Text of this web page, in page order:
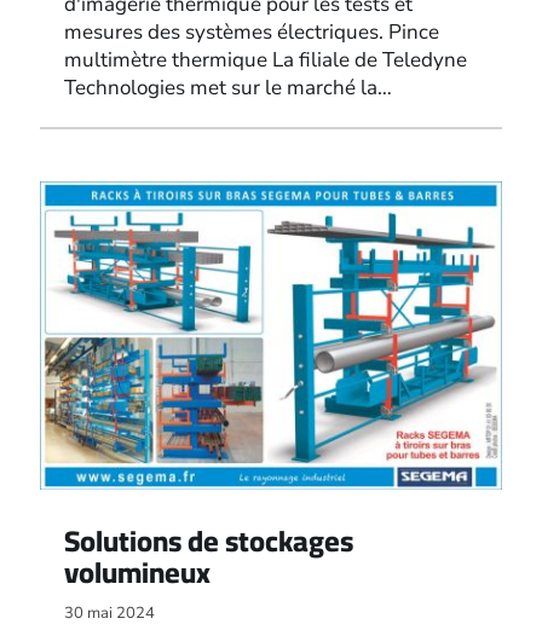
mesures des systèmes électriques. Pince
multimètre thermique La filiale de Teledyne
Technologies met sur le marché la…
Solutions de stockages
volumineux
30 mai 2024